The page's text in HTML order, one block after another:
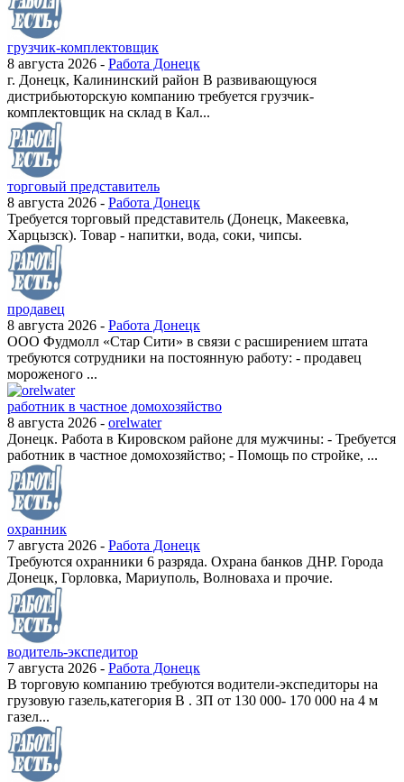
грузчик-комплектовщик
8 августа 2026 - Работа Донецк
г. Донецк, Калининский район В развивающуюся
дистрибьюторскую компанию требуется грузчик-
комплектовщик на склад в Кал...
торговый представитель
8 августа 2026 - Работа Донецк
Требуется торговый представитель (Донецк, Макеевка,
Харцызск). Товар - напитки, вода, соки, чипсы.
продавец
8 августа 2026 - Работа Донецк
ООО Фудмолл «Стар Сити» в связи с расширением штата
требуются сотрудники на постоянную работу: - продавец
мороженого ...
работник в частное домохозяйство
8 августа 2026 - orelwater
Донецк. Работа в Кировском районе для мужчины: - Требуется
работник в частное домохозяйство; - Помощь по стройке, ...
охранник
7 августа 2026 - Работа Донецк
Требуются охранники 6 разряда. Охрана банков ДНР. Города
Донецк, Горловка, Мариуполь, Волноваха и прочие.
водитель-экспедитор
7 августа 2026 - Работа Донецк
В торговую компанию требуются водители-экспедиторы на
грузовую газель,категория В . ЗП от 130 000- 170 000 на 4 м
газел...